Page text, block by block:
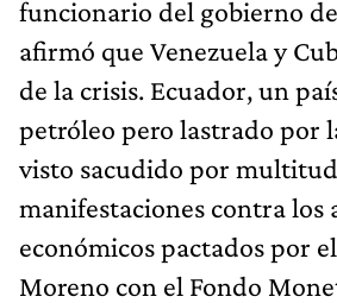
funcionario del gobierno
afirmó que Venezuela y
de la crisis. Ecuador, un
petróleo pero lastrado por
visto sacudido por
manifestaciones contra los
económicos pactados por
Moreno con el Fondo